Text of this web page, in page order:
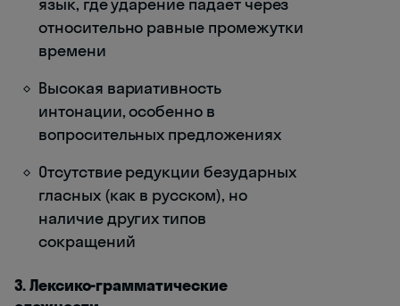
язык, где ударение падает через
относительно равные промежутки
времени
Высокая вариативность
интонации, особенно в
вопросительных предложениях
Отсутствие редукции безударных
гласных (как в русском), но
наличие других типов
сокращений
3. Лексико-грамматические